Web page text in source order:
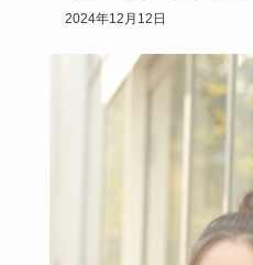
プランを立てた…
2024年12月12日